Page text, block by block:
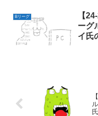
Bリーグ
【
ーグ
イ氏